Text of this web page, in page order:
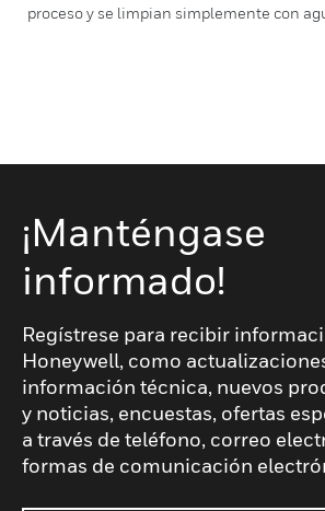
proceso y se limpian simplemente con
¡Manténgase
informado!
Regístrese para recibir
Honeywell, como
información técnica, nuevos
y noticias, encuestas, ofertas
a través de teléfono, correo
formas de comunicación